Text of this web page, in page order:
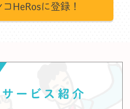
HeRosに登録！